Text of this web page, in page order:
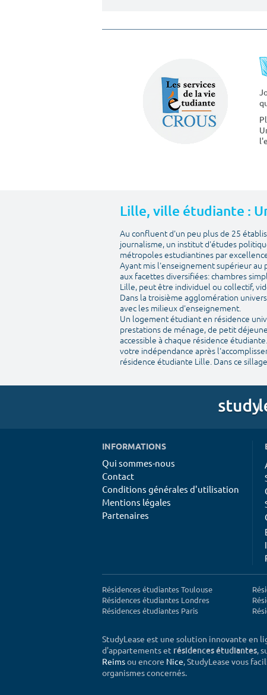
Lille, ville étudiante :
Au confluent d'un peu plus de 25
journalisme, un institut d'études
métropoles estudiantines par
Ayant mis l'enseignement supérieur au
aux facettes diversifiées: chambres
Lille, peut être individuel ou collectif,
Dans la troisième agglomération
avec les milieux d'enseignement.
Un logement étudiant en résidence
prestations de ménage, de petit
accessible à chaque résidence
votre indépendance après
résidence étudiante Lille. Dans ce
INFORMATIONS
Qui sommes-nous
Contact
Conditions générales d'utilisation
Mentions légales
Partenaires
Résidences étudiantes Toulouse
Résidences étudiantes Londres
Résidences étudiantes Paris
StudyLease est une solution innovante en
d'appartements et résidences étudiantes,
Reimsou encore Nice, StudyLease vous
organismes concernés.